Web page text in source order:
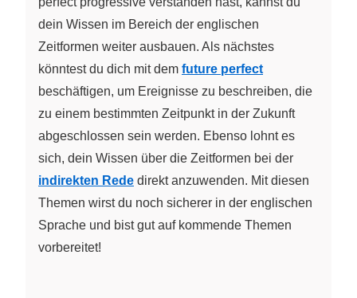
dein Wissen im Bereich der englischen
Zeitformen weiter ausbauen. Als nächstes
könntest du dich mit dem future perfect
beschäftigen, um Ereignisse zu beschreiben, die
zu einem bestimmten Zeitpunkt in der Zukunft
abgeschlossen sein werden. Ebenso lohnt es
sich, dein Wissen über die Zeitformen bei der
indirekten Rede direkt anzuwenden. Mit diesen
Themen wirst du noch sicherer in der englischen
Sprache und bist gut auf kommende Themen
vorbereitet!